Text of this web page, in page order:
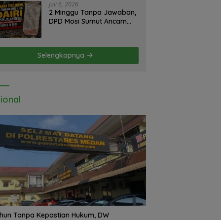
Kemendikdasmen
Juli 6, 2026
2 Minggu Tanpa Jawaban,
DPD Mosi Sumut Ancam
Emas Illegal Dairi.
Desak Kapolda Sumut
Irjen Whisnu Hermawan
Selengkapnya
Tanpa Kepastian Hukum, DW